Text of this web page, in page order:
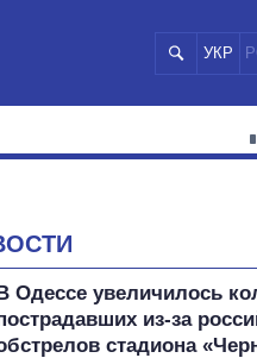
УКР
Одессе увеличилось
из-за
стадиона